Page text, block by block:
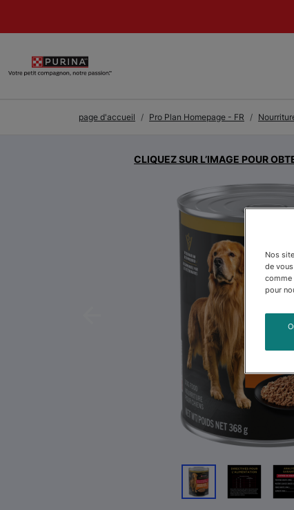
page d'accueil Pro Plan Homepage - FR
CLIQUEZ SUR L’IMAGE POUR
Nos
de
comme
pour